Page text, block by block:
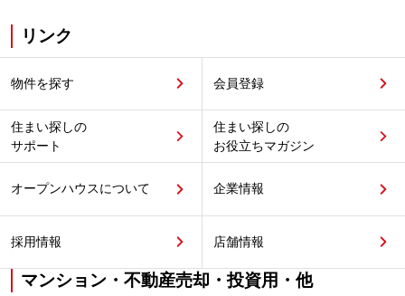
リンク
物件を探す 会員登録
住まい探しの
サポート
住まい探しの
お役立ちマガジン
オープンハウスについて 企業情報
採用情報 店舗情報
マンション・不動産売却・投資用・他